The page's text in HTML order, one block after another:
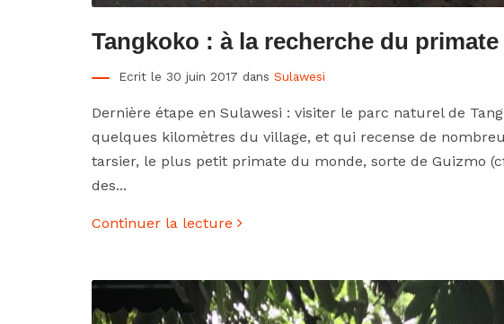
Tangkoko : à la recherche du
Ecrit le 30 juin 2017 dans Sulawesi
Dernière étape en Sulawesi : visiter le parc naturel de
quelques kilomètres du village, et qui recense de
tarsier, le plus petit primate du monde, sorte de Guizmo
des...
Continuer la lecture